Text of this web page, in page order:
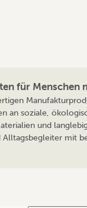
für Menschen
an soziale,
und
mit